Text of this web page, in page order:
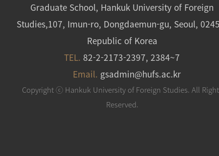
Graduate School, Hankuk University of Foreign
Studies,107, Imun-ro, Dongdaemun-gu, Seoul,
Republic of Korea
TEL. 82-2-2173-2397, 2384~7
Email. gsadmin@hufs.ac.kr
Copyright ⓒ Hankuk University of Foreign Studies. All
Reserved.